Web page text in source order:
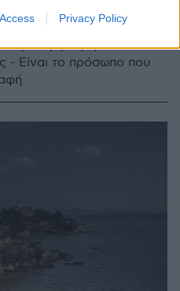
Privacy Policy
την περιβόητη
- Είναι το πρόσωπο που